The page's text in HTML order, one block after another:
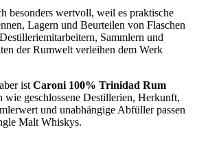
besonders wertvoll, weil es praktische
Lagern und Beurteilen von Flaschen
Sammlern und
der Rumwelt verleihen dem Werk
ist Caroni 100% Trinidad Rum
wie geschlossene Destillerien, Herkunft,
und unabhängige Abfüller passen
Malt Whiskys.